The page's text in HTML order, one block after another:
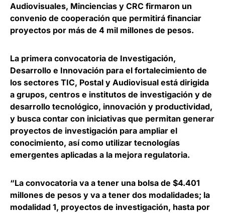
Audiovisuales, Minciencias y CRC firmaron un
convenio de cooperación que permitirá financiar
proyectos por más de 4 mil millones de pesos.
La primera convocatoria de Investigación,
Desarrollo e Innovación para el fortalecimiento de
los sectores TIC, Postal y Audiovisual está dirigida
a grupos, centros e institutos de investigación y de
desarrollo tecnológico, innovación y productividad,
y busca contar con iniciativas que permitan generar
proyectos de investigación para ampliar el
conocimiento, así como utilizar tecnologías
emergentes aplicadas a la mejora regulatoria.
“La convocatoria va a tener una bolsa de $4.401
millones de pesos y va a tener dos modalidades; la
modalidad 1, proyectos de investigación, hasta por